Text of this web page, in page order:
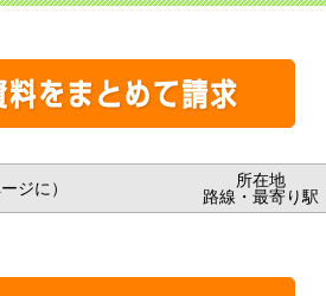
ジに）
所在地
路線・最寄り駅